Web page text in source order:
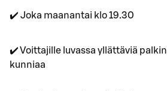
✔️ Joka maanantai klo 19.30
✔️ Voittajille luvassa yllättäviä
kunniaa